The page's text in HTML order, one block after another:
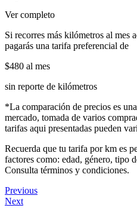
Ver completo
Si recorres más kilómetros al mes
pagarás una tarifa preferencial de
$480 al mes
sin reporte de kilómetros
*La comparación de precios es
mercado, tomada de varios
tarifas aqui presentadas pueden
Recuerda que tu tarifa por km es
factores como: edad, género, tipo
Consulta términos y condiciones.
Previous
Next